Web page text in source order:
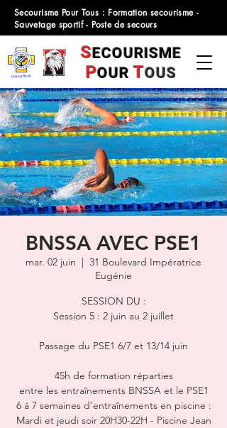
Secourisme Pour Tous : Formation secourisme -
Sauvetage sportif - Poste de secours
SECOURISME
POUR TOUS
BNSSA AVEC PSE1
mar. 02 juin
  |
31 Boulevard Impératrice
Eugénie
SESSION DU :
Session 5 : 2 juin au 2 juillet
Passage du PSE1 6/7 et 13/14 juin
45h de formation réparties
entre les entraînements BNSSA et le PSE1
6 à 7 semaines d'entraînements en piscine :
Mardi et jeudi soir 20H30-22H - Piscine Jean